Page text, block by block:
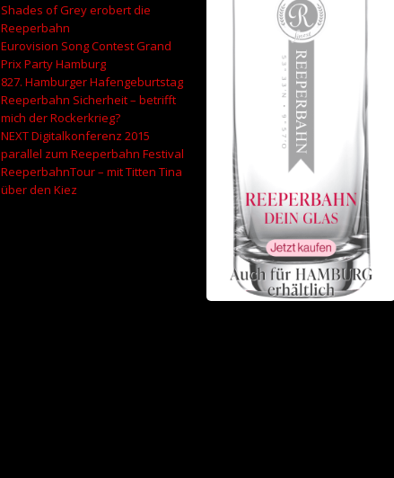
Shades of Grey erobert die
Reeperbahn
Eurovision Song Contest Grand
Prix Party Hamburg
827. Hamburger Hafengeburtstag
Reeperbahn Sicherheit – betrifft
mich der Rockerkrieg?
NEXT Digitalkonferenz 2015
parallel zum Reeperbahn Festival
ReeperbahnTour – mit Titten Tina
über den Kiez